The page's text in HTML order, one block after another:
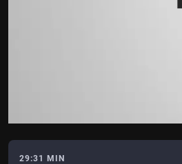
29:31 MIN